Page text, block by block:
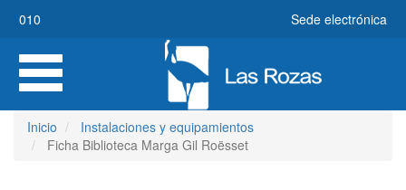
principal
010 Sede electrónica
Toggle
navigation
Inicio
Instalaciones y equipamientos
Ficha Biblioteca Marga Gil Roësset